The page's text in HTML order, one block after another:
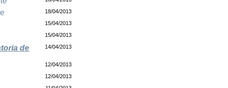
18/04/2013
15/04/2013
15/04/2013
de
14/04/2013
12/04/2013
12/04/2013